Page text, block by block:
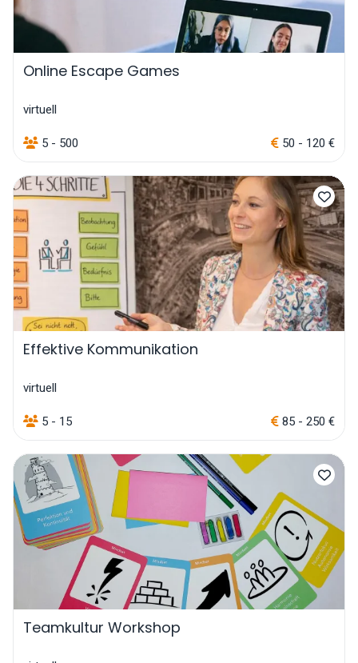
Online Escape Games
virtuell
5 - 500 50 - 120 €
Effektive Kommunikation
virtuell
5 - 15 85 - 250 €
Teamkultur Workshop